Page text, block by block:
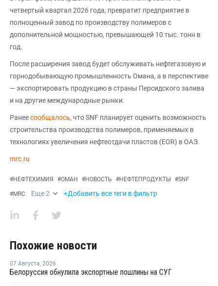
четвертый квартал 2026 года, превратит предприятие в
полноценный завод по производству полимеров с
дополнительной мощностью, превышающей 10 тыс. тонн в
год.
После расширения завод будет обслуживать нефтегазовую и
горнодобывающую промышленность Омана, а в перспективе
— экспортировать продукцию в страны Персидского залива
и на другие международные рынки.
Ранеесообщалось, что SNF планирует оценить возможность
строительства производства полимеров, применяемых в
технологиях увеличения нефтеотдачи пластов (EOR) в ОАЭ.
mrc.ru
#НЕФТЕХИМИЯ #ОМАН #НОВОСТЬ #НЕФТЕПРОДУКТЫ #SNF
#MRC Еще2 +Добавить все теги в фильтр
Похожие новости
07 Августа, 2026
Белоруссия обнулила экспортные пошлины на СУГ